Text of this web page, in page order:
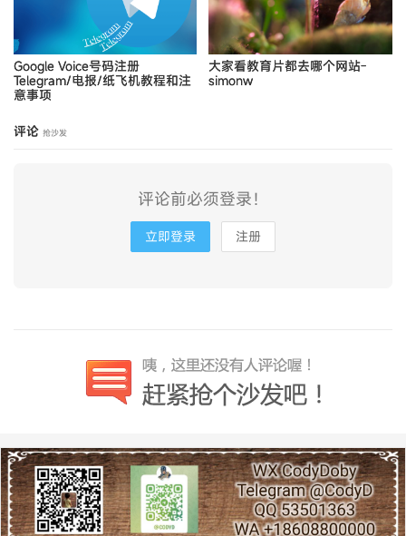
Google Voice号码注册
Telegram/电报/纸飞机教程和注
意事项
大家看教育片都去哪个网站-
simonw
评论 抢沙发
评论前必须登录！
立即登录 注册